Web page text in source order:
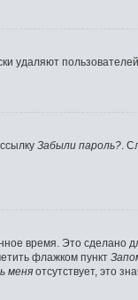
удаляют
Забыли пароль? .
время. Это сделано
флажком пункт
меня отсутствует, это